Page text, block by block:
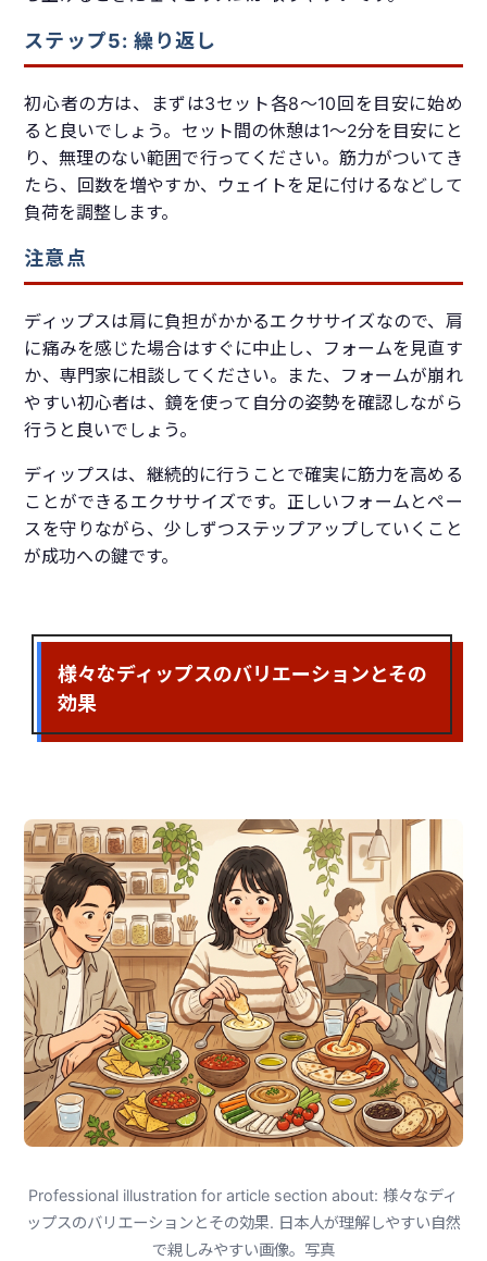
ステップ5: 繰り返し
初心者の方は、まずは3セット各8～10回を目安に始め
ると良いでしょう。セット間の休憩は1〜2分を目安にと
り、無理のない範囲で行ってください。筋力がついてき
たら、回数を増やすか、ウェイトを足に付けるなどして
負荷を調整します。
注意点
ディップスは肩に負担がかかるエクササイズなので、肩
に痛みを感じた場合はすぐに中止し、フォームを見直す
か、専門家に相談してください。また、フォームが崩れ
やすい初心者は、鏡を使って自分の姿勢を確認しながら
行うと良いでしょう。
ディップスは、継続的に行うことで確実に筋力を高める
ことができるエクササイズです。正しいフォームとペー
スを守りながら、少しずつステップアップしていくこと
が成功への鍵です。
様々なディップスのバリエーションとその
効果
Professional illustration for article section about: 様々なディ
ップスのバリエーションとその効果. 日本人が理解しやすい自然
で親しみやすい画像。写真